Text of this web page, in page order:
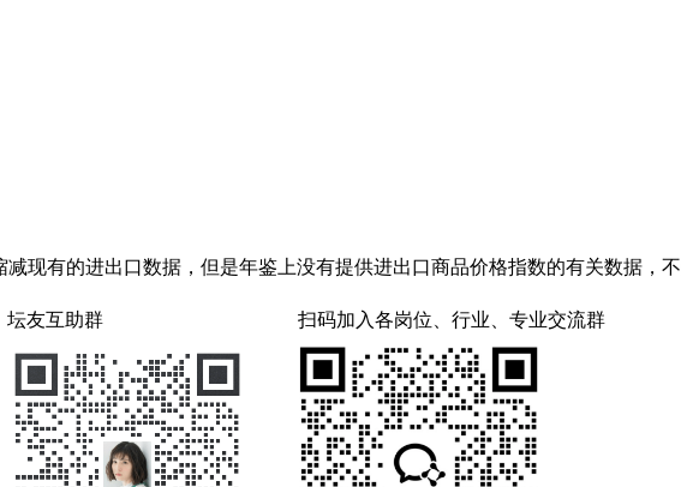
现有的进出口数据，但是年鉴上没有提供进出口商品价格指数的有关数据，
坛友互助群
扫码加入各岗位、行业、专业交流群